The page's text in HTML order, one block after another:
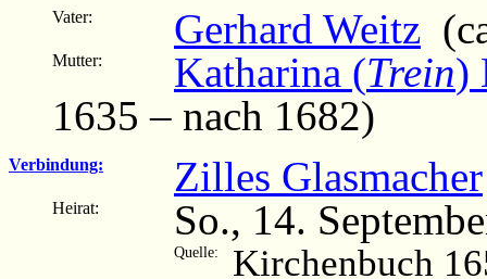
Vater: Gerhard Weitz
Mutter: Katharina (Trein)
1635 – nach 1682)
Verbindung: Zilles Glasmacher
Heirat: So., 14.
Quelle:
Kirchenbuch